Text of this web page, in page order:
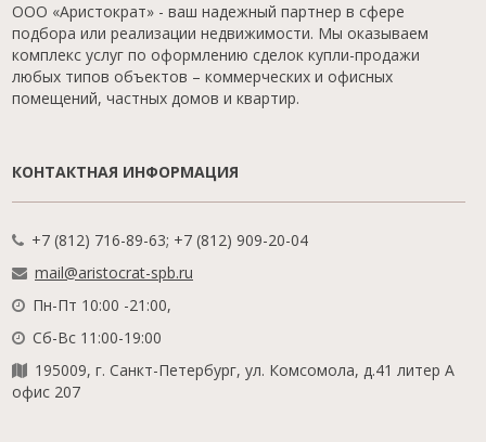
ООО «Аристократ» - ваш надежный партнер в сфере
подбора или реализации недвижимости. Мы оказываем
комплекс услуг по оформлению сделок купли-продажи
любых типов объектов – коммерческих и офисных
помещений, частных домов и квартир.
КОНТАКТНАЯ ИНФОРМАЦИЯ
+7 (812) 716-89-63; +7 (812) 909-20-04
mail@aristocrat-spb.ru
Пн-Пт 10:00 -21:00,
Сб-Вс 11:00-19:00
195009, г. Санкт-Петербург, ул. Комсомола, д.41 литер А
офис 207